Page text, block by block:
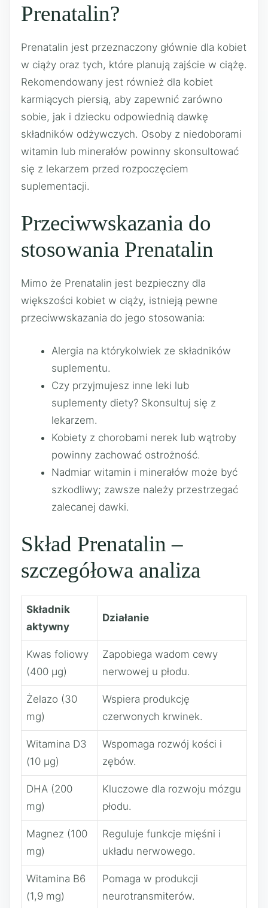
Prenatalin?
Prenatalin jest przeznaczony głównie dla kobiet
w ciąży oraz tych, które planują zajście w ciążę.
Rekomendowany jest również dla kobiet
karmiących piersią, aby zapewnić zarówno
sobie, jak i dziecku odpowiednią dawkę
składników odżywczych. Osoby z niedoborami
witamin lub minerałów powinny skonsultować
się z lekarzem przed rozpoczęciem
suplementacji.
Przeciwwskazania do
stosowania Prenatalin
Mimo że Prenatalin jest bezpieczny dla
większości kobiet w ciąży, istnieją pewne
przeciwwskazania do jego stosowania:
Alergia na którykolwiek ze składników
suplementu.
Czy przyjmujesz inne leki lub
suplementy diety? Skonsultuj się z
lekarzem.
Kobiety z chorobami nerek lub wątroby
powinny zachować ostrożność.
Nadmiar witamin i minerałów może być
szkodliwy; zawsze należy przestrzegać
zalecanej dawki.
Skład Prenatalin –
szczegółowa analiza
Składnik
aktywny
Działanie
Kwas foliowy
(400 µg)
Zapobiega wadom cewy
nerwowej u płodu.
Żelazo (30
mg)
Wspiera produkcję
czerwonych krwinek.
Witamina D3
(10 µg)
Wspomaga rozwój kości i
zębów.
DHA (200
mg)
Kluczowe dla rozwoju mózgu
płodu.
Magnez (100
mg)
Reguluje funkcje mięśni i
układu nerwowego.
Witamina B6
(1,9 mg)
Pomaga w produkcji
neurotransmiterów.